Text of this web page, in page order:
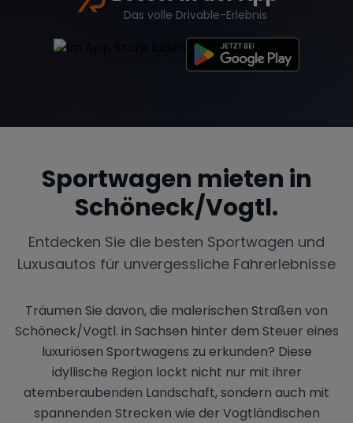
Das volle Drivable-Erlebnis
Sportwagen mieten in
Schöneck/Vogtl.
Entdecken Sie die besten Sportwagen und
Luxusautos für unvergessliche Fahrerlebnisse
Träumen Sie davon, die malerischen Straßen von
Schöneck/Vogtl. in Sachsen hinter dem Steuer eines
luxuriösen Sportwagens zu erkunden? Diese
idyllische Region lockt nicht nur mit ihrer
atemberaubenden Landschaft, sondern auch mit
spannenden Strecken wie der Vogtländischen